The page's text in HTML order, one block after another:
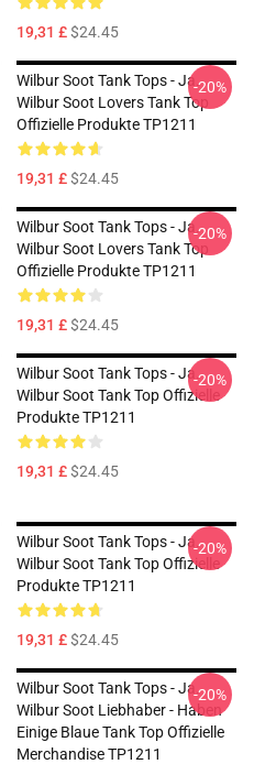
19,31 £$24.45
Wilbur Soot Tank Tops - Ja.
Wilbur Soot Lovers Tank Top
Offizielle Produkte TP1211
19,31 £$24.45
-20%
Wilbur Soot Tank Tops - Ja.
Wilbur Soot Lovers Tank Top
Offizielle Produkte TP1211
19,31 £$24.45
-20%
Wilbur Soot Tank Tops - Ja.
Wilbur Soot Tank Top Offizielle
Produkte TP1211
19,31 £$24.45
-20%
Wilbur Soot Tank Tops - Ja.
Wilbur Soot Tank Top Offizielle
Produkte TP1211
19,31 £$24.45
-20%
Wilbur Soot Tank Tops - Ja.
Wilbur Soot Liebhaber - Haben
Einige Blaue Tank Top Offizielle
Merchandise TP1211
-20%